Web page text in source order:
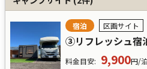
宿泊 区画サイト
料金目安: 9,900円/